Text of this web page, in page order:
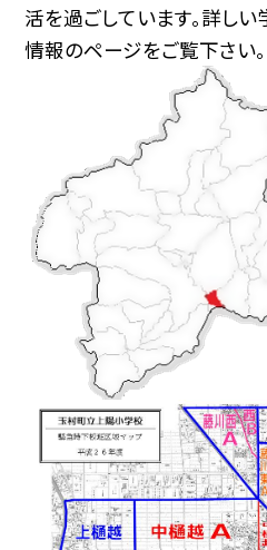
活を過ごしています。詳し
情報のページをご覧下さい。